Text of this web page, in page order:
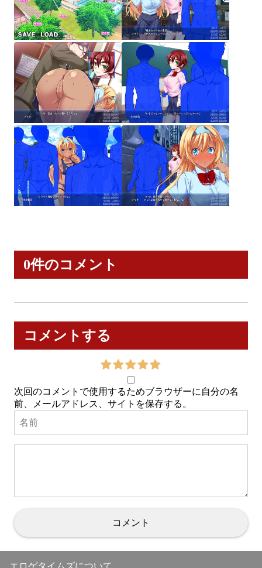
0件のコメント
コメントする
次回のコメントで使用するためブラウザーに自分の名
前、メールアドレス、サイトを保存する。